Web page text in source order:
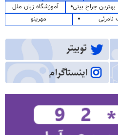
بهترین جراح بینی
آموزشگاه زبان ملل
مهرینو